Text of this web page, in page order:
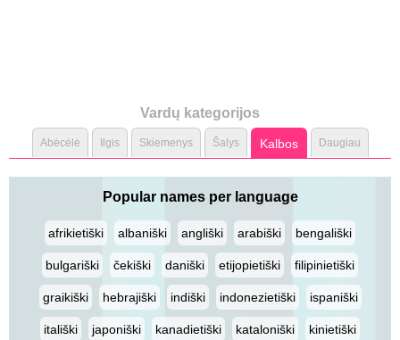
Vardų kategorijos
Abėcėlė Ilgis Skiemenys Šalys Kalbos Daugiau
Popular names per language
afrikietiški albaniški angliški arabiški bengališki
bulgariški čekiški daniški etijopietiški filipinietiški
graikiški hebrajiški indiški indonezietiški ispaniški
itališki japoniški kanadietiški kataloniški kinietiški